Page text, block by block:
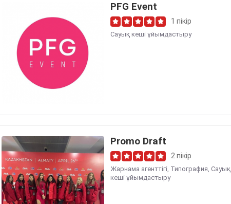
PFG Event
1 пікір
Сауық кеші ұйымдастыру
Promo Draft
2 пікір
Жарнама агенттігі, Типография, Сауық
кеші ұйымдастыру